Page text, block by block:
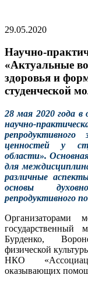
29.05.2020
Научно-
«Актуальные
здоровья и
студенческой
28 мая 2020 года в
научно-
ценностей у
области».
для
различные
основы
репродуктивного
Организаторами
Бурденко,
физической
НКО
оказывающих